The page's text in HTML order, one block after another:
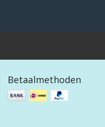
Betaalmethoden